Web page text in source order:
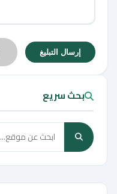
إرسال التبليغ
بحث سريع